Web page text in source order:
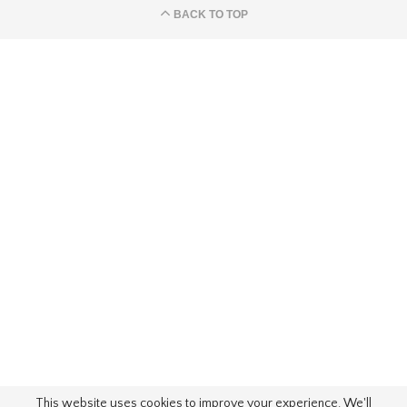
BACK TO TOP
This website uses cookies to improve your experience. We'll